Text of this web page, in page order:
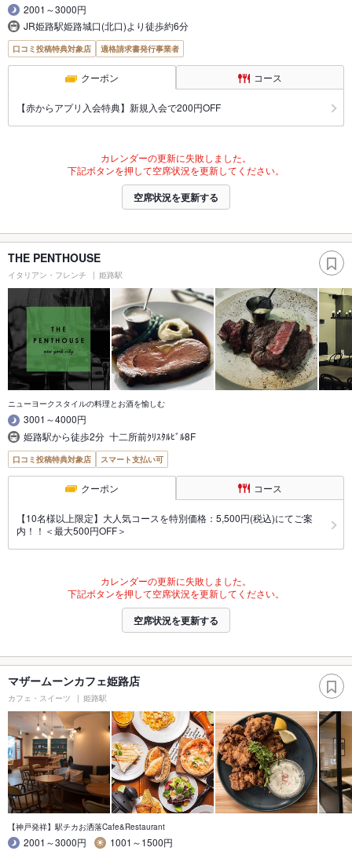
2001～3000円
JR姫路駅姫路城口(北口)より徒歩約6分
口コミ投稿特典対象店 適格請求書発行事業者
クーポン コース
【赤からアプリ入会特典】新規入会で200円OFF
カレンダーの更新に失敗しました。
下記ボタンを押して空席状況を更新してください。
空席状況を更新する
THE PENTHOUSE
イタリアン・フレンチ 姫路駅
ニューヨークスタイルの料理とお酒を愉しむ
3001～4000円
姫路駅から徒歩2分 十二所前ｸﾘｽﾀﾙﾋﾞﾙ8F
口コミ投稿特典対象店 スマート支払い可
クーポン コース
【10名様以上限定】大人気コースを特別価格：5,500円(税込)にてご案
内！！＜最大500円OFF＞
カレンダーの更新に失敗しました。
下記ボタンを押して空席状況を更新してください。
空席状況を更新する
マザームーンカフェ姫路店
カフェ・スイーツ 姫路駅
【神戸発祥】駅チカお洒落Cafe&Restaurant
2001～3000円
1001～1500円